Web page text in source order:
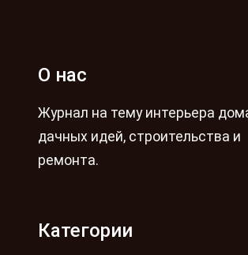
О нас
Журнал на тему интерьера
дачных идей, строительства и
ремонта.
Категории